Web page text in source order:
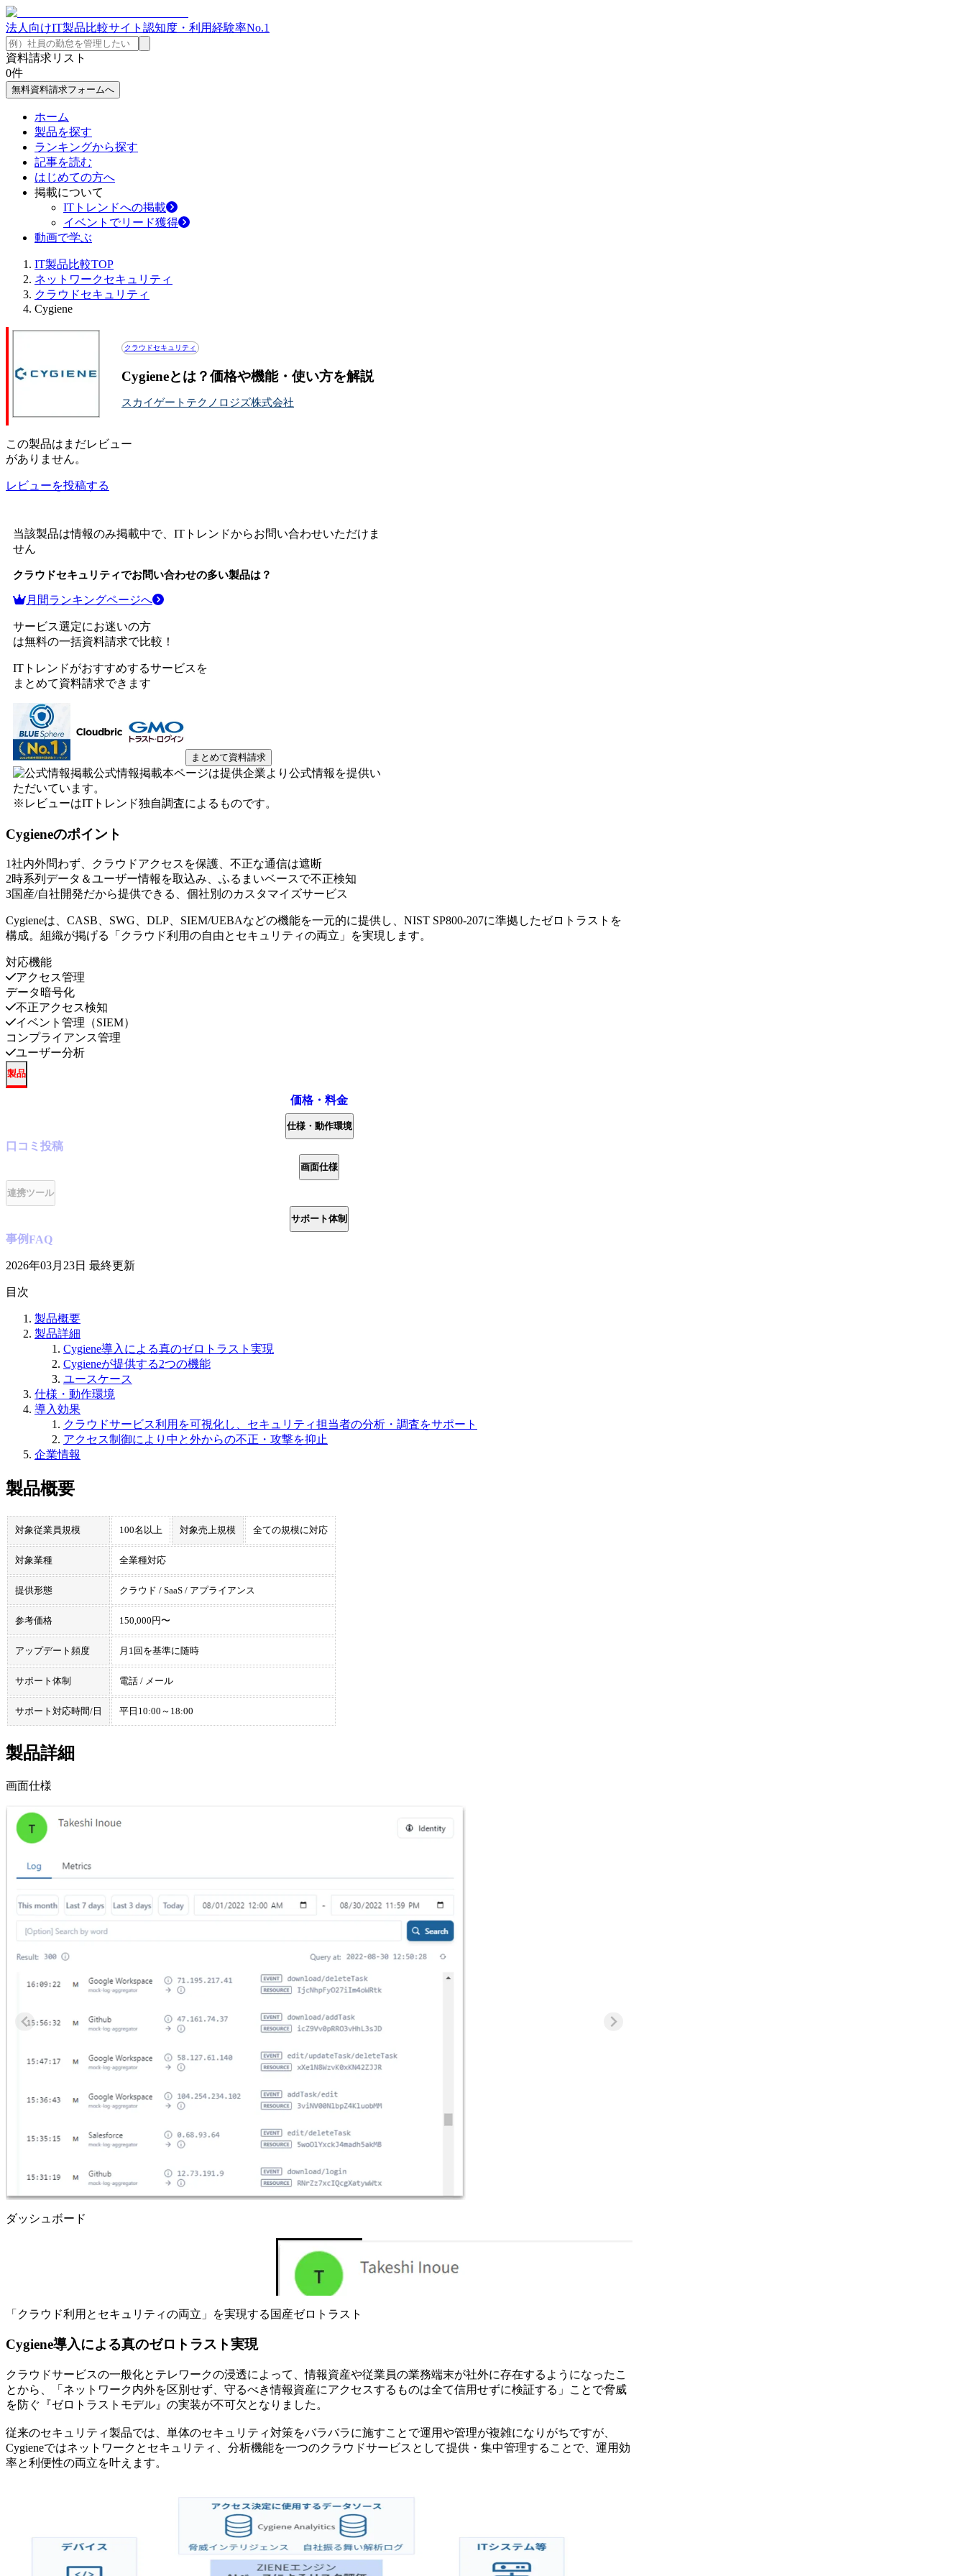
法人向けIT製品比較サイト 認知度・利用経験率No.1
資料請求リスト
0件
無料資料請求フォームへ
ホーム
製品を探す
ランキングから探す
記事を読む
はじめての方へ
掲載について
ITトレンドへの掲載
イベントでリード獲得
動画で学ぶ
IT製品比較TOP
ネットワークセキュリティ
クラウドセキュリティ
Cygiene
クラウドセキュリティ
Cygieneとは？価格や機能・使い方を解説
スカイゲートテクノロジズ株式会社
この製品はまだレビュー
がありません。
レビューを投稿する
当該製品は情報のみ掲載中で、ITトレンドからお問い合わせいただけま
せん
クラウドセキュリティでお問い合わせの多い製品は？
月間ランキングページへ
サービス選定にお迷いの方
は無料の一括資料請求で比較！
ITトレンドがおすすめするサービスを
まとめて資料請求できます
まとめて資料請求
公式情報掲載本ページは提供企業より公式情報を提供い
ただいています。
※レビューはITトレンド独自調査によるものです。
Cygieneのポイント
1社内外問わず、クラウドアクセスを保護、不正な通信は遮断
2時系列データ＆ユーザー情報を取込み、ふるまいベースで不正検知
3国産/自社開発だから提供できる、個社別のカスタマイズサービス
Cygieneは、CASB、SWG、DLP、SIEM/UEBAなどの機能を一元的に提供し、NIST SP800-207に準拠したゼロトラストを
構成。組織が掲げる「クラウド利用の自由とセキュリティの両立」を実現します。
対応機能
アクセス管理
データ暗号化
不正アクセス検知
イベント管理（SIEM）
コンプライアンス管理
ユーザー分析
製品
価格・料金
仕様・動作環境
口コミ 投稿
画面仕様
連携ツール
サポート体制
事例FAQ
2026年03月23日 最終更新
目次
製品概要
製品詳細
Cygiene導入による真のゼロトラスト実現
Cygieneが提供する2つの機能
ユースケース
仕様・動作環境
導入効果
クラウドサービス利用を可視化し、セキュリティ担当者の分析・調査をサポート
アクセス制御により中と外からの不正・攻撃を抑止
企業情報
製品概要
対象従業員規模 100名以上 対象売上規模 全ての規模に対応
対象業種 全業種対応
提供形態 クラウド / SaaS / アプライアンス
参考価格 150,000円〜
アップデート頻度 月1回を基準に随時
サポート体制 電話 / メール
サポート対応時間/日 平日10:00～18:00
製品詳細
画面仕様
ダッシュボード
「クラウド利用とセキュリティの両立」を実現する国産ゼロトラスト
Cygiene導入による真のゼロトラスト実現
クラウドサービスの一般化とテレワークの浸透によって、情報資産や従業員の業務端末が社外に存在するようになったこ
とから、「ネットワーク内外を区別せず、守るべき情報資産にアクセスするものは全て信用せずに検証する」ことで脅威
を防ぐ『ゼロトラストモデル』の実装が不可欠となりました。
従来のセキュリティ製品では、単体のセキュリティ対策をバラバラに施すことで運用や管理が複雑になりがちですが、
Cygieneではネットワークとセキュリティ、分析機能を一つのクラウドサービスとして提供・集中管理することで、運用効
率と利便性の両立を叶えます。